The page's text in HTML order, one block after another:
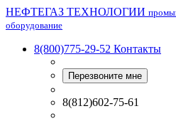
НЕФТЕГАЗ ТЕХНОЛОГИИ
оборудование
8(800)775-29-52 Контакты
Перезвоните мне
8(812)602-75-61